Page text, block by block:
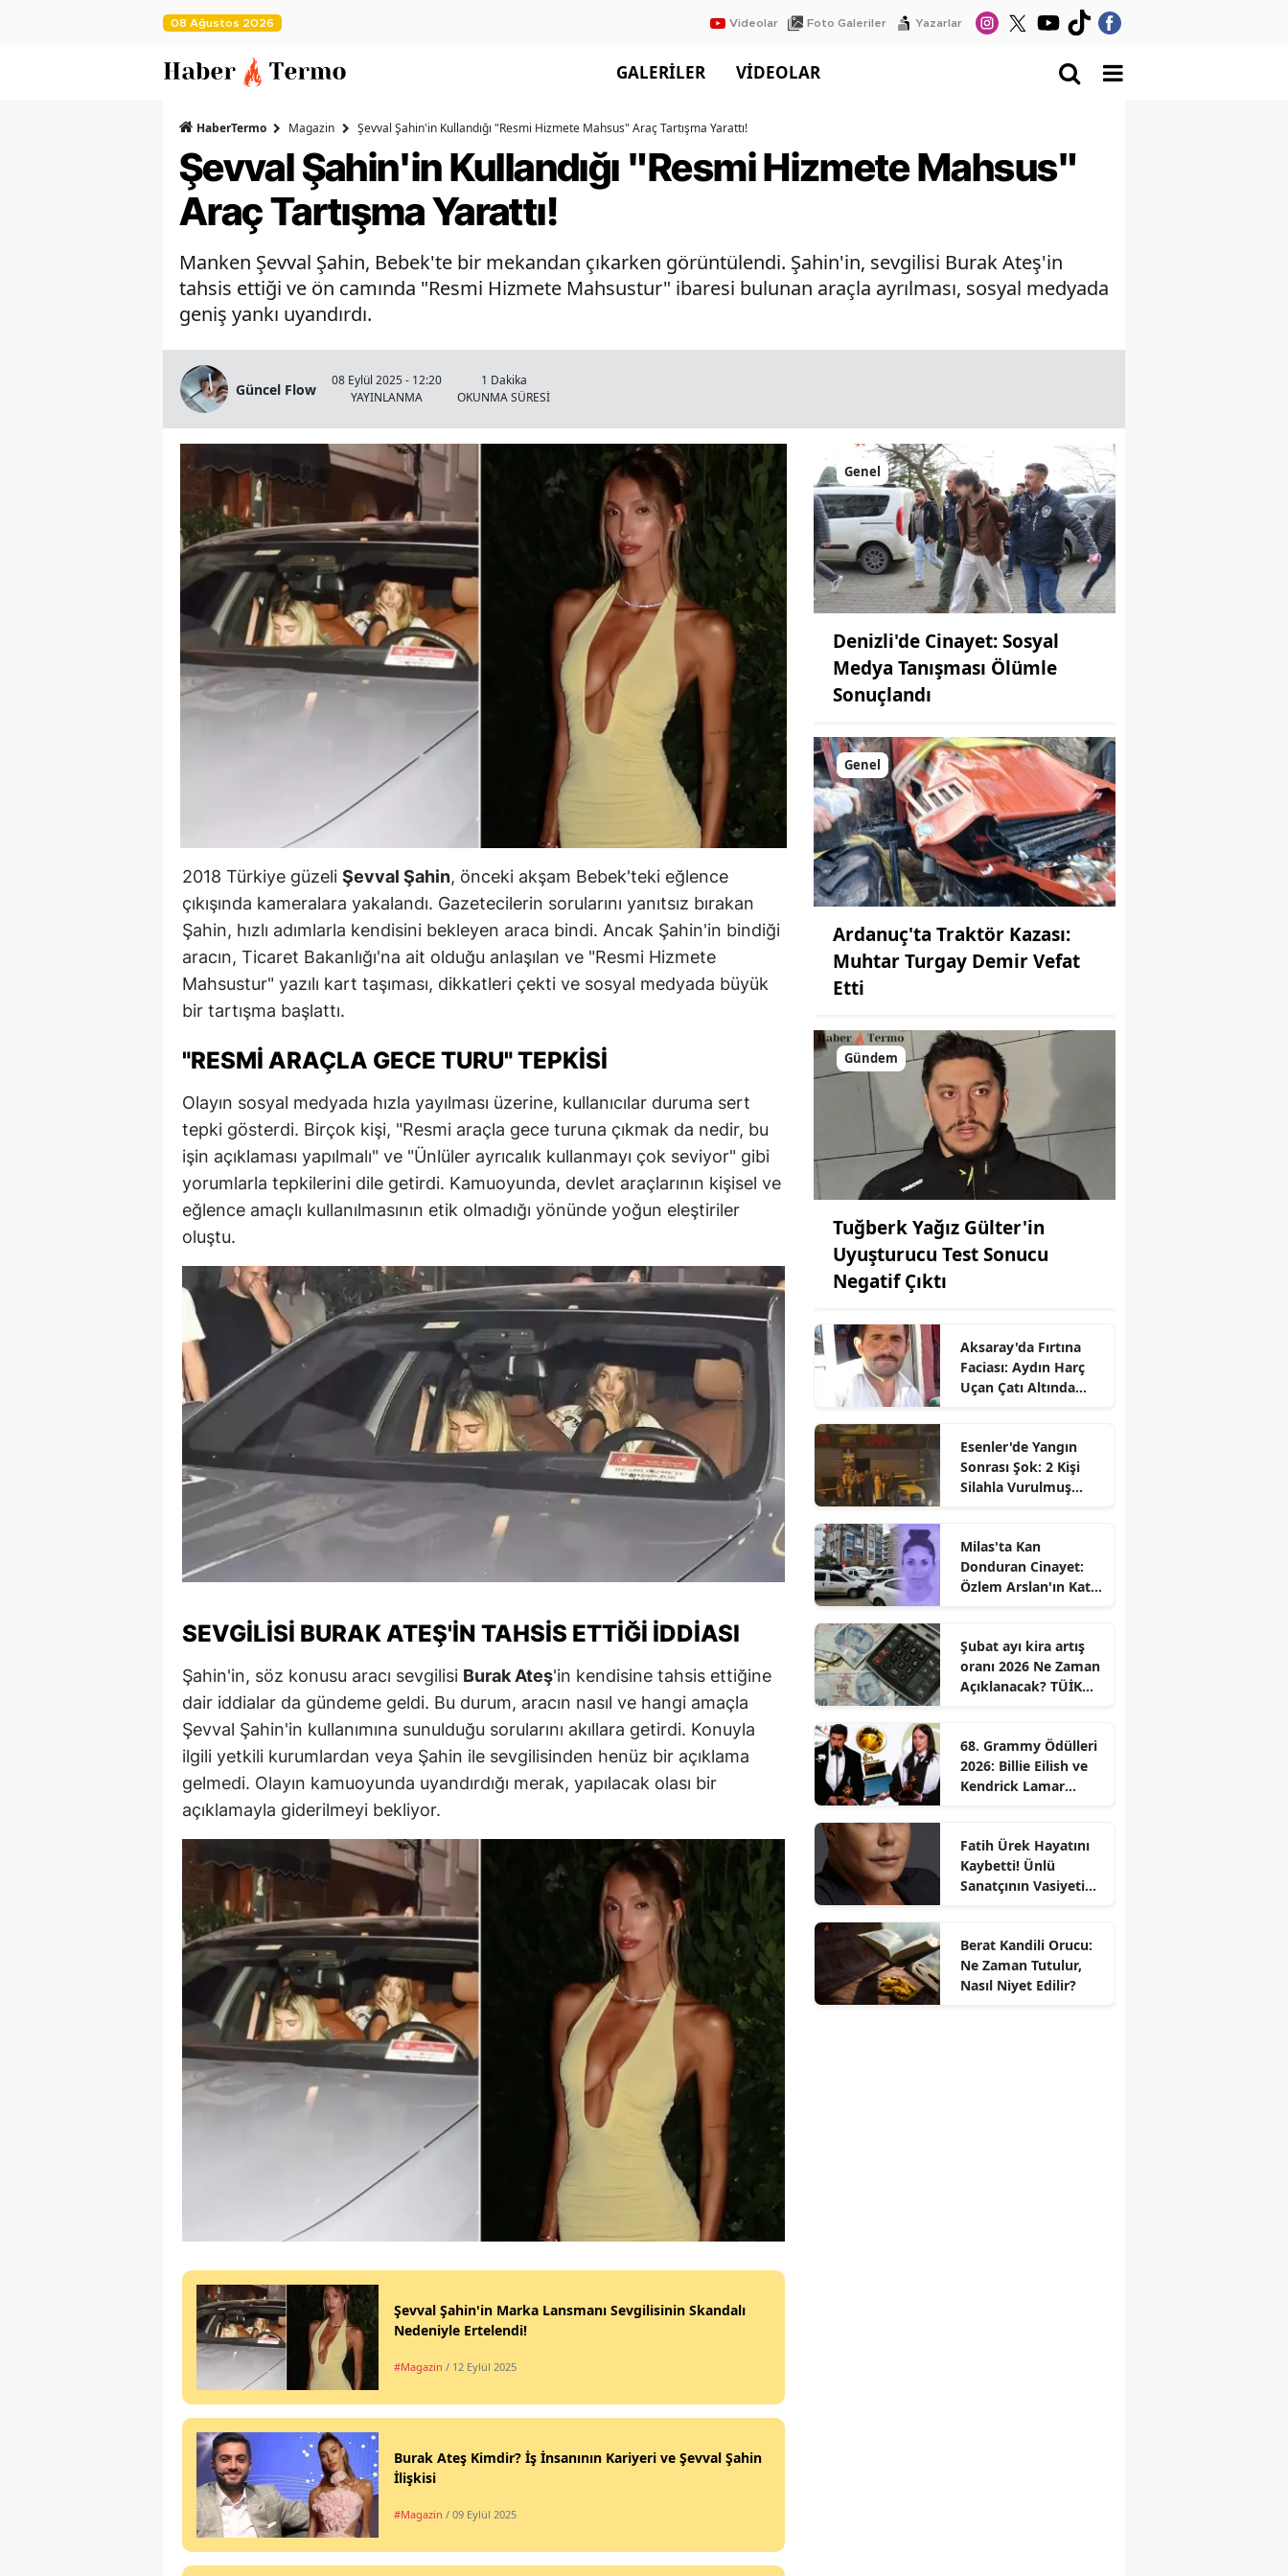
08 Ağustos 2026 Videolar Foto Galeriler Yazarlar
GALERİLER VİDEOLAR
HaberTermo Magazin Şevval Şahin'in Kullandığı "Resmi Hizmete Mahsus" Araç Tartışma Yarattı!
Şevval Şahin'in Kullandığı "Resmi Hizmete Mahsus"
Araç Tartışma Yarattı!
Manken Şevval Şahin, Bebek'te bir mekandan çıkarken görüntülendi. Şahin'in, sevgilisi Burak Ateş'in
tahsis ettiği ve ön camında "Resmi Hizmete Mahsustur" ibaresi bulunan araçla ayrılması, sosyal medyada
geniş yankı uyandırdı.
Güncel Flow
08 Eylül 2025 - 12:20
YAYINLANMA
1 Dakika
OKUNMA SÜRESİ
2018 Türkiye güzeli Şevval Şahin, önceki akşam Bebek'teki eğlence
çıkışında kameralara yakalandı. Gazetecilerin sorularını yanıtsız bırakan
Şahin, hızlı adımlarla kendisini bekleyen araca bindi. Ancak Şahin'in bindiği
aracın, Ticaret Bakanlığı'na ait olduğu anlaşılan ve "Resmi Hizmete
Mahsustur" yazılı kart taşıması, dikkatleri çekti ve sosyal medyada büyük
bir tartışma başlattı.
"RESMI ARAÇLA GECE TURU" TEPKISI
Olayın sosyal medyada hızla yayılması üzerine, kullanıcılar duruma sert
tepki gösterdi. Birçok kişi, "Resmi araçla gece turuna çıkmak da nedir, bu
işin açıklaması yapılmalı" ve "Ünlüler ayrıcalık kullanmayı çok seviyor" gibi
yorumlarla tepkilerini dile getirdi. Kamuoyunda, devlet araçlarının kişisel ve
eğlence amaçlı kullanılmasının etik olmadığı yönünde yoğun eleştiriler
oluştu.
SEVGILISI BURAK ATEŞ'IN TAHSIS ETTIĞI İDDIASI
Şahin'in, söz konusu aracı sevgilisi Burak Ateş'in kendisine tahsis ettiğine
dair iddialar da gündeme geldi. Bu durum, aracın nasıl ve hangi amaçla
Şevval Şahin'in kullanımına sunulduğu sorularını akıllara getirdi. Konuyla
ilgili yetkili kurumlardan veya Şahin ile sevgilisinden henüz bir açıklama
gelmedi. Olayın kamuoyunda uyandırdığı merak, yapılacak olası bir
açıklamayla giderilmeyi bekliyor.
Şevval Şahin'in Marka Lansmanı Sevgilisinin Skandalı
Nedeniyle Ertelendi!
#Magazin / 12 Eylül 2025
Burak Ateş Kimdir? İş İnsanının Kariyeri ve Şevval Şahin
İlişkisi
#Magazin / 09 Eylül 2025
Genel
Denizli'de Cinayet: Sosyal
Medya Tanışması Ölümle
Sonuçlandı
Genel
Ardanuç'ta Traktör Kazası:
Muhtar Turgay Demir Vefat
Etti
Gündem
Tuğberk Yağız Gülter'in
Uyuşturucu Test Sonucu
Negatif Çıktı
Aksaray'da Fırtına
Faciası: Aydın Harç
Uçan Çatı Altında
Esenler'de Yangın
Sonrası Şok: 2 Kişi
Silahla Vurulmuş
Milas'ta Kan
Donduran Cinayet:
Özlem Arslan'ın Katili
Şubat ayı kira artış
oranı 2026 Ne Zaman
Açıklanacak? TÜİK
68. Grammy Ödülleri
2026: Billie Eilish ve
Kendrick Lamar
Fatih Ürek Hayatını
Kaybetti! Ünlü
Sanatçının Vasiyeti
Berat Kandili Orucu:
Ne Zaman Tutulur,
Nasıl Niyet Edilir?